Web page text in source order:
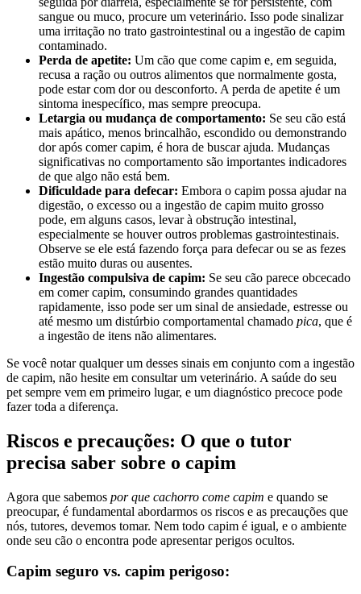
sangue ou muco, procure um veterinário. Isso pode sinalizar
uma irritação no trato gastrointestinal ou a ingestão de capim
contaminado.
Perda de apetite: Um cão que come capim e, em seguida,
recusa a ração ou outros alimentos que normalmente gosta,
pode estar com dor ou desconforto. A perda de apetite é um
sintoma inespecífico, mas sempre preocupa.
Letargia ou mudança de comportamento: Se seu cão está
mais apático, menos brincalhão, escondido ou demonstrando
dor após comer capim, é hora de buscar ajuda. Mudanças
significativas no comportamento são importantes indicadores
de que algo não está bem.
Dificuldade para defecar: Embora o capim possa ajudar na
digestão, o excesso ou a ingestão de capim muito grosso
pode, em alguns casos, levar à obstrução intestinal,
especialmente se houver outros problemas gastrointestinais.
Observe se ele está fazendo força para defecar ou se as fezes
estão muito duras ou ausentes.
Ingestão compulsiva de capim: Se seu cão parece obcecado
em comer capim, consumindo grandes quantidades
rapidamente, isso pode ser um sinal de ansiedade, estresse ou
até mesmo um distúrbio comportamental chamado pica, que é
a ingestão de itens não alimentares.
Se você notar qualquer um desses sinais em conjunto com a ingestão
de capim, não hesite em consultar um veterinário. A saúde do seu
pet sempre vem em primeiro lugar, e um diagnóstico precoce pode
fazer toda a diferença.
Riscos e precauções: O que o tutor
precisa saber sobre o capim
Agora que sabemos por que cachorro come capim e quando se
preocupar, é fundamental abordarmos os riscos e as precauções que
nós, tutores, devemos tomar. Nem todo capim é igual, e o ambiente
onde seu cão o encontra pode apresentar perigos ocultos.
Capim seguro vs. capim perigoso: